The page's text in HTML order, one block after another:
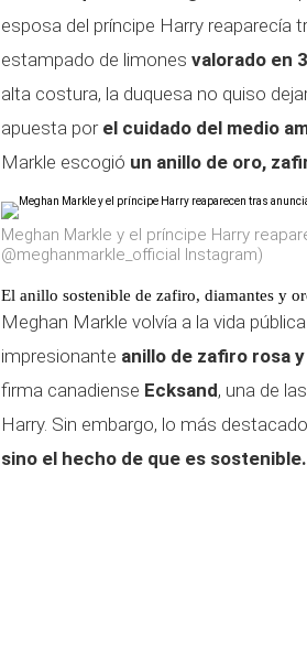
esposa del príncipe Harry reaparecía
estampado de limones valorado en
alta costura, la duquesa no quiso
apuesta por el cuidado del medio
Markle escogió un anillo de oro,
Meghan Markle y el príncipe Harry
@meghanmarkle_official Instagram)
El anillo sostenible de zafiro, diamantes y
Meghan Markle volvía a la vida
impresionante anillo de zafiro rosa
firma canadiense Ecksand, una de
Harry. Sin embargo, lo más
sino el hecho de que es sostenible.